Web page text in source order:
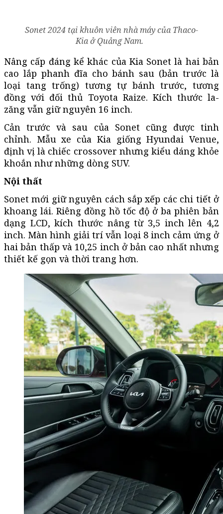
Sonet 2024 tại khuôn viên nhà máy của Thaco-
Kia ở Quảng Nam.
Nâng cấp đáng kể khác của Kia Sonet là hai bản
cao lắp phanh đĩa cho bánh sau (bản trước là
loại tang trống) tương tự bánh trước, tương
đồng với đối thủ Toyota Raize. Kích thước la-
zăng vẫn giữ nguyên 16 inch.
Cản trước và sau của Sonet cũng được tinh
chỉnh. Mẫu xe của Kia giống Hyundai Venue,
định vị là chiếc crossover nhưng kiểu dáng khỏe
khoắn như những dòng SUV.
Nội thất
Sonet mới giữ nguyên cách sắp xếp các chi tiết ở
khoang lái. Riêng đồng hồ tốc độ ở ba phiên bản
dạng LCD, kích thước nâng từ 3,5 inch lên 4,2
inch. Màn hình giải trí vẫn loại 8 inch cảm ứng ở
hai bản thấp và 10,25 inch ở bản cao nhất nhưng
thiết kế gọn và thời trang hơn.